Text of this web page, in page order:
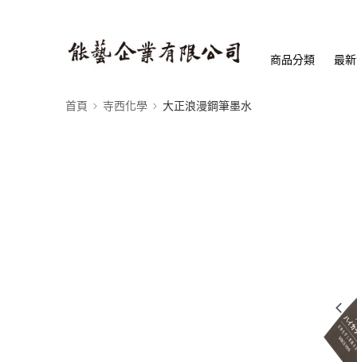
商品分類 最
首頁 寺西化學 大正浪漫鋼筆墨水